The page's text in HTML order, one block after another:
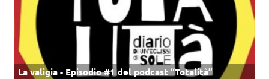
La valigia - Episodio #1 del podcast “Totalità”